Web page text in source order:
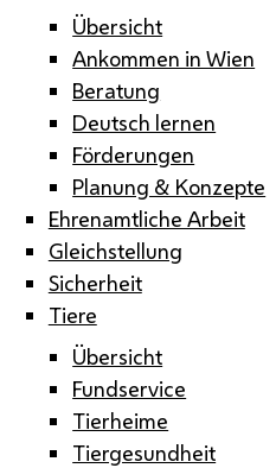
Übersicht
Ankommen in Wien
Beratung
Deutsch lernen
Förderungen
Planung & Konzepte
Ehrenamtliche Arbeit
Gleichstellung
Sicherheit
Tiere
Übersicht
Fundservice
Tierheime
Tiergesundheit